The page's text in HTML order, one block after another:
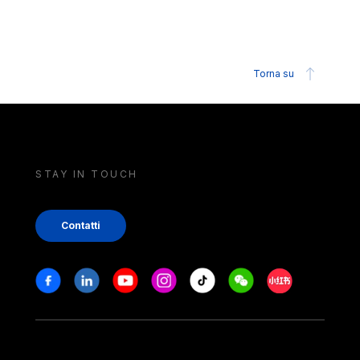
Torna su
STAY IN TOUCH
Contatti
Stay in touch
FacebookLinkedinYoutubeInstagram
Tiktok WeechatXiaohongshu/